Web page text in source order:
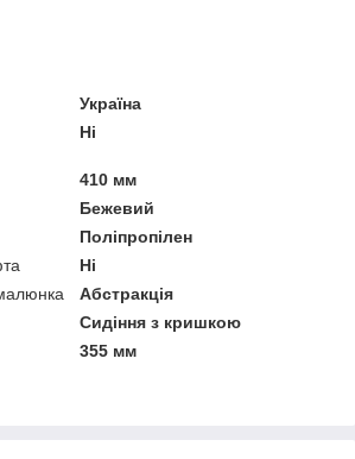
Україна
Ні
410 мм
Бежевий
Поліпропілен
Ні
Абстракція
Сидіння з кришкою
355 мм